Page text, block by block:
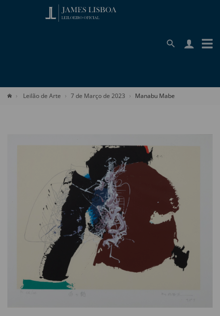
Leilão de Arte 7 de Março de 2023 Manabu Mabe